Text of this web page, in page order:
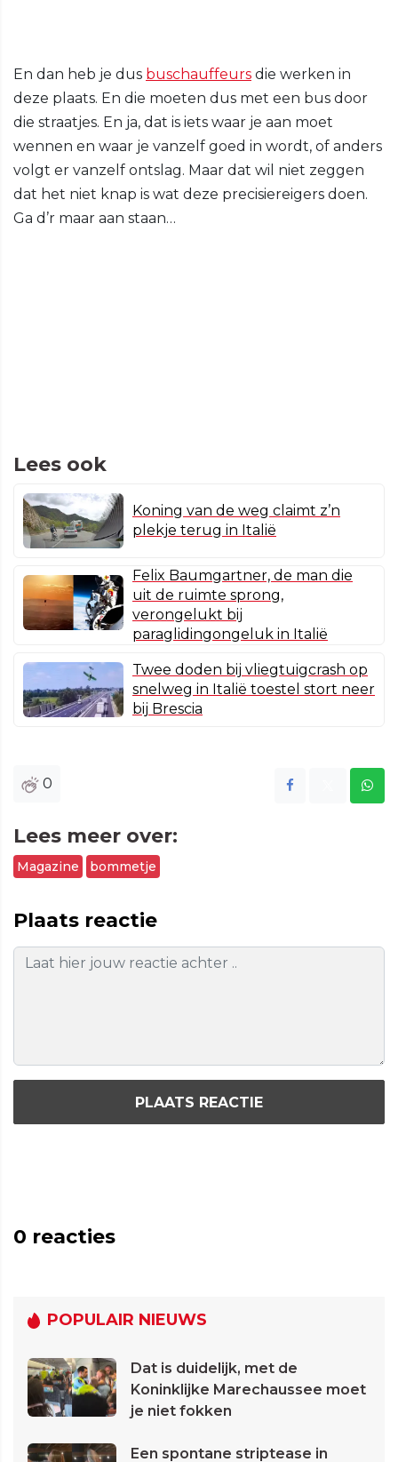
En dan heb je dus buschauffeurs die werken in
deze plaats. En die moeten dus met een bus door
die straatjes. En ja, dat is iets waar je aan moet
wennen en waar je vanzelf goed in wordt, of anders
volgt er vanzelf ontslag. Maar dat wil niet zeggen
dat het niet knap is wat deze precisiereigers doen.
Ga d’r maar aan staan…
Lees ook
Koning van de weg claimt z’n
plekje terug in Italië
Felix Baumgartner, de man die
uit de ruimte sprong,
verongelukt bij
paraglidingongeluk in Italië
Twee doden bij vliegtuigcrash op
snelweg in Italië toestel stort neer
bij Brescia
0
Lees meer over:
Magazine bommetje
Plaats reactie
PLAATS REACTIE
0 reacties
POPULAIR NIEUWS
Dat is duidelijk, met de
Koninklijke Marechaussee moet
je niet fokken
Een spontane striptease in